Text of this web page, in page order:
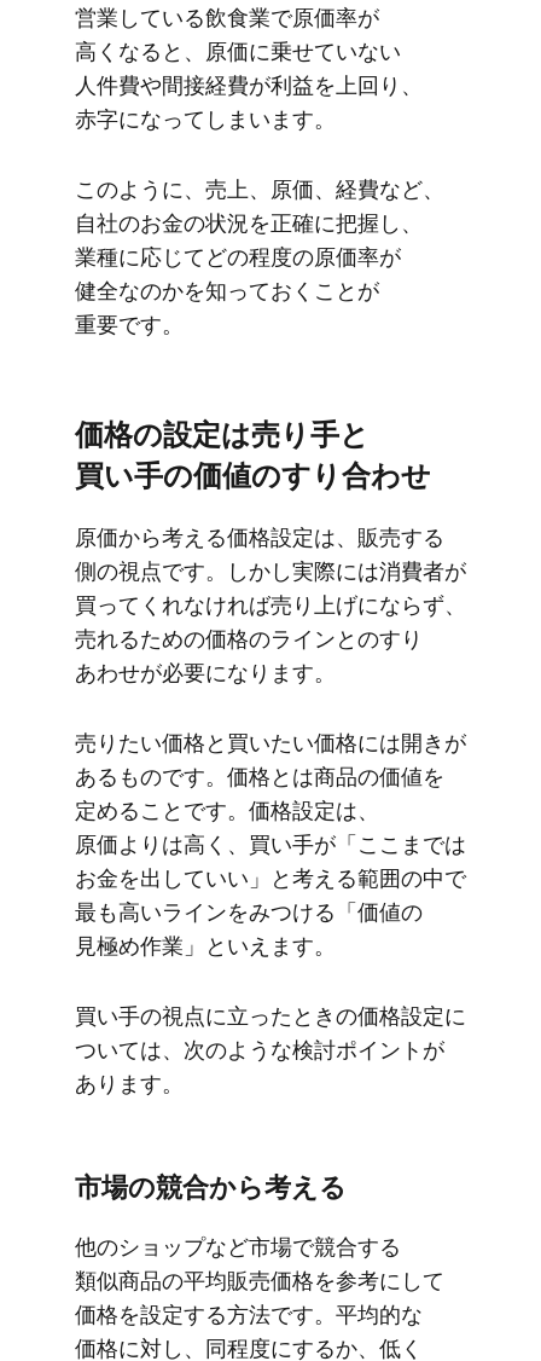
営業している​飲食業で​原価率が​
高くなると、​原価に​乗せていない​
人件費や​間接経費が​利益を​上回り、​
赤字に​なってしまいます。
このように、​売上、​原価、​経費など、​
自社の​お金の​状況を​正確に​把握し、​
業種に​応じてどの​程度の​原価率が​
健全なのかを​知っておく​ことが​
重要です。
価格の​設定は​売り手と​
買い手の​価値の​すり合わせ
原価から​考える​価格設定は、​販売する​
側の​視点です。​しかし​実際には​消費者が​
買ってくれなければ​売り上げにならず、​
売れる​ための​価格の​ラインとの​すり​
あわせが​必要に​なります。
売りたい​価格と​買いたい​価格には​開きが​
ある​ものです。​価格とは​商品の​価値を​
定める​ことです。​価格設定は、​
原価よりは​高く、​買い手が​「ここまでは​
お金を​出していい」と​考える​範囲の​中で​
最も​高い​ラインを​みつける​「価値の​
見極め作業」と​いえます。
買い手の​視点に​立った​ときの​価格設定に​
ついては、​次のような​検討ポイントが​
あります。
市場の​競合から​考える
他の​ショップなど​市場で​競合する​
類似商品の​平均販売価格を​参考に​して​
価格を​設定する​方​法です。​平均的な​
価格に​対し、​同程度に​するか、​低く​